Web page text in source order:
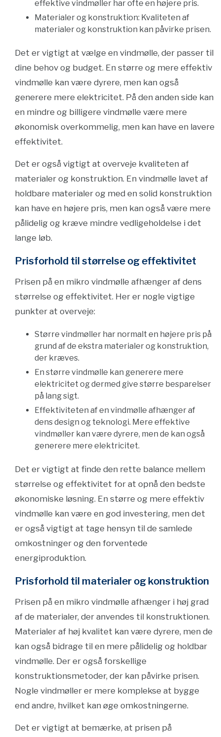
effektive vindmøller har ofte en højere pris.
Materialer og konstruktion: Kvaliteten af
materialer og konstruktion kan påvirke prisen.
Det er vigtigt at vælge en vindmølle, der passer til
dine behov og budget. En større og mere effektiv
vindmølle kan være dyrere, men kan også
generere mere elektricitet. På den anden side kan
en mindre og billigere vindmølle være mere
økonomisk overkommelig, men kan have en lavere
effektivitet.
Det er også vigtigt at overveje kvaliteten af
materialer og konstruktion. En vindmølle lavet af
holdbare materialer og med en solid konstruktion
kan have en højere pris, men kan også være mere
pålidelig og kræve mindre vedligeholdelse i det
lange løb.
Prisforhold til størrelse og effektivitet
Prisen på en mikro vindmølle afhænger af dens
størrelse og effektivitet. Her er nogle vigtige
punkter at overveje:
Større vindmøller har normalt en højere pris på
grund af de ekstra materialer og konstruktion,
der kræves.
En større vindmølle kan generere mere
elektricitet og dermed give større besparelser
på lang sigt.
Effektiviteten af en vindmølle afhænger af
dens design og teknologi. Mere effektive
vindmøller kan være dyrere, men de kan også
generere mere elektricitet.
Det er vigtigt at finde den rette balance mellem
størrelse og effektivitet for at opnå den bedste
økonomiske løsning. En større og mere effektiv
vindmølle kan være en god investering, men det
er også vigtigt at tage hensyn til de samlede
omkostninger og den forventede
energiproduktion.
Prisforhold til materialer og konstruktion
Prisen på en mikro vindmølle afhænger i høj grad
af de materialer, der anvendes til konstruktionen.
Materialer af høj kvalitet kan være dyrere, men de
kan også bidrage til en mere pålidelig og holdbar
vindmølle. Der er også forskellige
konstruktionsmetoder, der kan påvirke prisen.
Nogle vindmøller er mere komplekse at bygge
end andre, hvilket kan øge omkostningerne.
Det er vigtigt at bemærke, at prisen på